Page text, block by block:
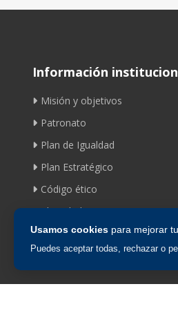
Usamos cookies para mejorar
Puedes aceptar todas, rechazar o
Información
Misión y objetivos
Patronato
Plan de Igualdad
Plan Estratégico
Código ético
Identidad corporativa